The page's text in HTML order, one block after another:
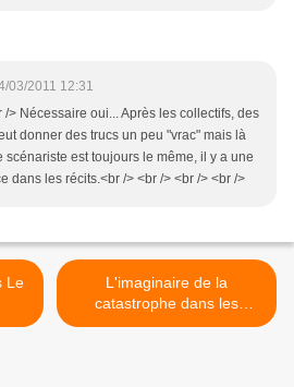
03/2011 12:31
/> Nécessaire oui... Après les collectifs, des
donner des trucs un peu "vrac" mais là
scénariste est toujours le même, il y a une
dans les récits.<br /> <br /> <br /> <br />
L'imaginaire de la
catastrophe dans les
mangas japonais >